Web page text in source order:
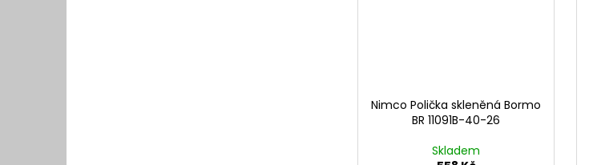
Nimco Polička skleněná Bormo
BR 11091B-40-26
Skladem